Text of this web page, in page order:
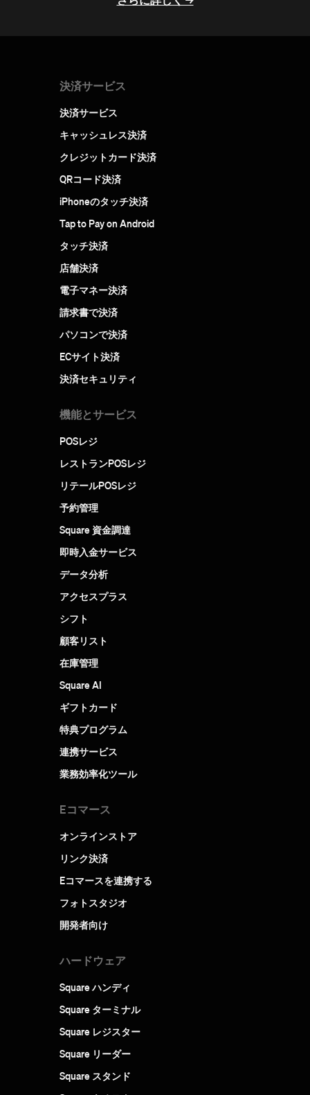
決済サービス
決済サービス
キャッシュレス決済
クレジットカード決済
QRコード決済
iPhoneのタッチ決済
Tap to Pay on Android
タッチ決済
店舗決済
電子マネー決済
請求書で決済
パソコンで決済
ECサイト決済
決済セキュリティ
機能とサービス
POSレジ
レストランPOSレジ
リテールPOSレジ
予約管理
Square 資金調達
即時入金サービス
データ分析
アクセスプラス
シフト
顧客リスト
在庫管理
Square AI
ギフトカード
特典プログラム
連携サービス
業務効率化ツール
Eコマース
オンラインストア
リンク決済
Eコマースを連携する
フォトスタジオ
開発者向け
ハードウェア
Square ハンディ
Square ターミナル
Square レジスター
Square リーダー
Square スタンド